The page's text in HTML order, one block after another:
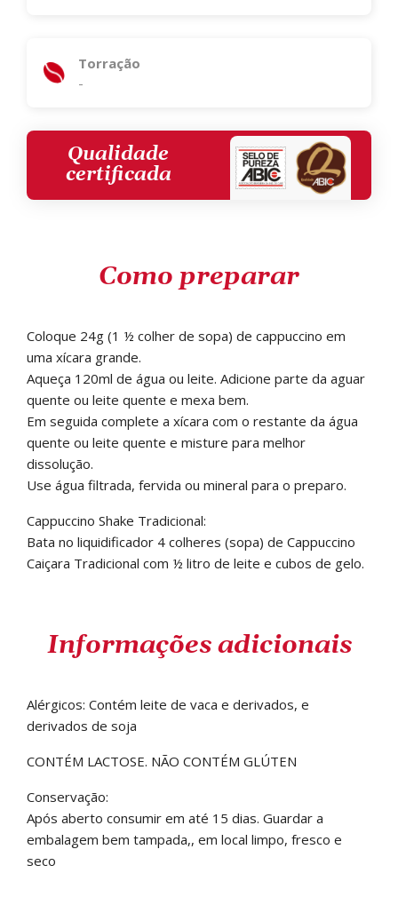
Torração
-
Qualidade
certificada
Como preparar
Coloque 24g (1 ½ colher de sopa) de cappuccino em
uma xícara grande.
Aqueça 120ml de água ou leite. Adicione parte da aguar
quente ou leite quente e mexa bem.
Em seguida complete a xícara com o restante da água
quente ou leite quente e misture para melhor
dissolução.
Use água filtrada, fervida ou mineral para o preparo.
Cappuccino Shake Tradicional:
Bata no liquidificador 4 colheres (sopa) de Cappuccino
Caiçara Tradicional com ½ litro de leite e cubos de gelo.
Informações adicionais
Alérgicos: Contém leite de vaca e derivados, e
derivados de soja
CONTÉM LACTOSE. NÃO CONTÉM GLÚTEN
Conservação:
Após aberto consumir em até 15 dias. Guardar a
embalagem bem tampada,, em local limpo, fresco e
seco